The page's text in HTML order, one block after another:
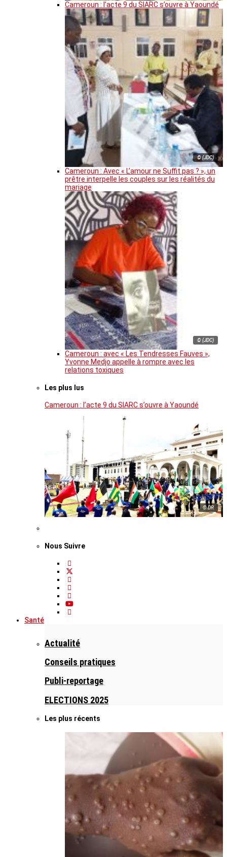
Cameroun : l’acte 9 du SIARC s’ouvre à Yaoundé
© (JDC)
Cameroun : Avec « L’amour ne Suffit pas ? », un
prêtre interpelle les couples sur les réalités du
mariage
© (JDC)
Cameroun : avec « Les Tendresses Fauves »,
Yvonne Medjo appelle à rompre avec les
relations toxiques
Les plus lus
Cameroun : l’acte 9 du SIARC s’ouvre à Yaoundé
© DR
Nous Suivre
Santé
Actualité
Conseils pratiques
Publi-reportage
ELECTIONS 2025
Les plus récents